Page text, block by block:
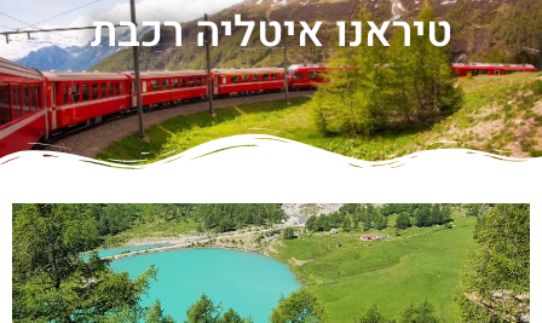
טיראנו איטליה רכבת